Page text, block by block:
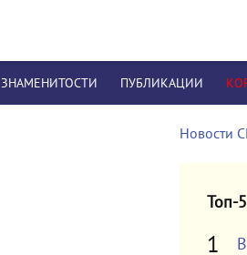
ЗНАМЕНИТОСТИ ПУБЛИКАЦИИ
Новости
Топ-